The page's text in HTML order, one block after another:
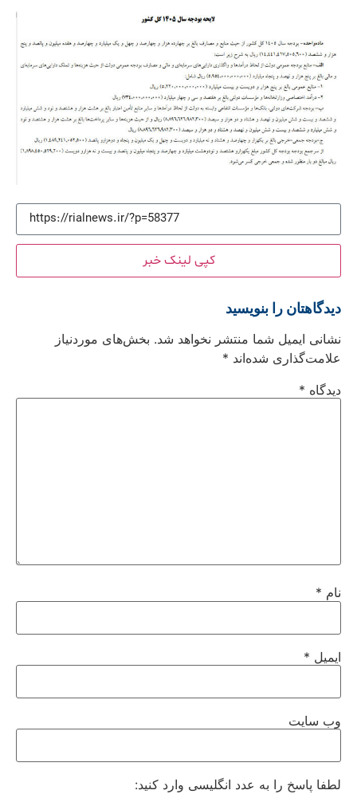
کپی لینک خبر
دیدگاهتان را بنویسید
نشانی ایمیل شما منتشر نخواهد شد. بخش‌های موردنیاز
علامت‌گذاری شده‌اند *
دیدگاه *
نام *
ایمیل *
وب‌ سایت
لطفا پاسخ را به عدد انگلیسی وارد کنید: